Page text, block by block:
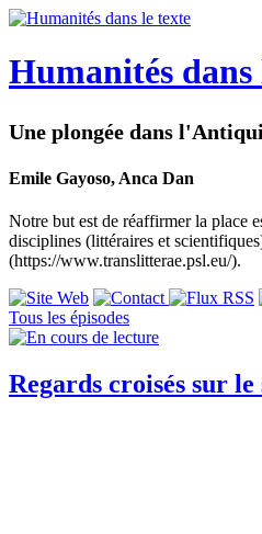
Humanités dans
Une plongée dans
Emile Gayoso, Anca Dan
Notre but est de réaffirmer la place
disciplines (littéraires et
(https://www.translitterae.psl.eu/).
Tous les épisodes
Regards croisés sur